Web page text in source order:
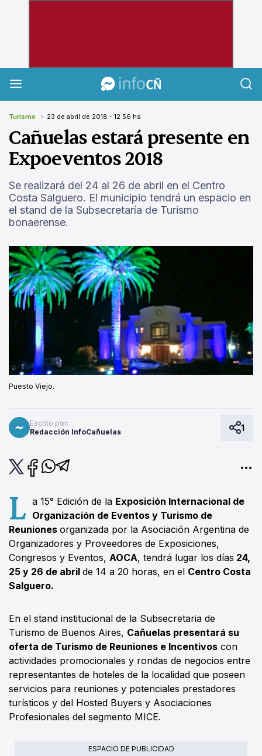
Turismo 23 de abril de 2018 - 12:56 hs
Cañuelas estará presente en
Expoeventos 2018
Se realizará del 24 al 26 de abril en el Centro
Costa Salguero. El municipio tendrá un espacio en
el stand de la Subsecretaría de Turismo
bonaerense.
Puesto Viejo.
Escrito por:
Redacción InfoCañuelas
1
L a 15° Edición de la Exposición Internacional de
Organización de Eventos y Turismo de
Reuniones organizada por la Asociación Argentina de
Organizadores y Proveedores de Exposiciones,
Congresos y Eventos, AOCA, tendrá lugar los días 24,
25 y 26 de abril ​ de 14 a 20 horas, en el Centro Costa
Salguero.
En el stand institucional de la Subsecretaria de
Turismo de Buenos Aires, Cañuelas presentará su
oferta de Turismo de Reuniones e Incentivos con
actividades promocionales y rondas de negocios entre
representantes de hoteles de la localidad que poseen
servicios para reuniones y potenciales prestadores
turísticos y del Hosted Buyers y Asociaciones
Profesionales del segmento MICE.
ESPACIO DE PUBLICIDAD